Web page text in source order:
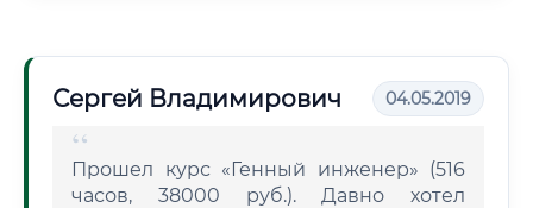
Сергей Владимирович 04.05.2019
Прошел курс «Генный инженер» (516
часов, 38000 руб.). Давно хотел